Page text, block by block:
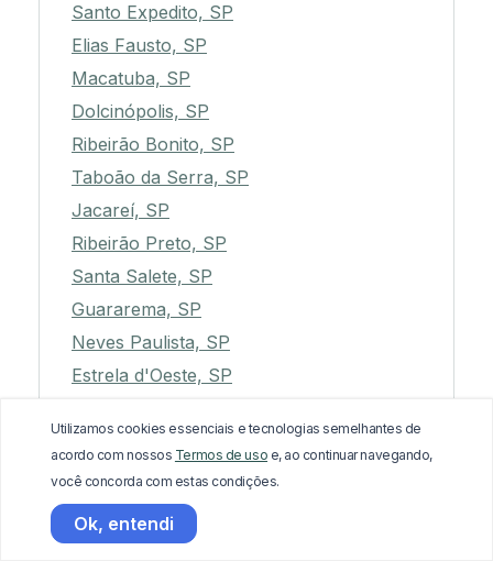
Santo Expedito, SP
Elias Fausto, SP
Macatuba, SP
Dolcinópolis, SP
Ribeirão Bonito, SP
Taboão da Serra, SP
Jacareí, SP
Ribeirão Preto, SP
Santa Salete, SP
Guararema, SP
Neves Paulista, SP
Estrela d'Oeste, SP
Santana de Parnaíba, SP
Caiuá, SP
Mococa, SP
Utilizamos cookies essenciais e tecnologias semelhantes de
acordo com nossos Termos de uso e, ao continuar navegando,
você concorda com estas condições.
Ok, entendi